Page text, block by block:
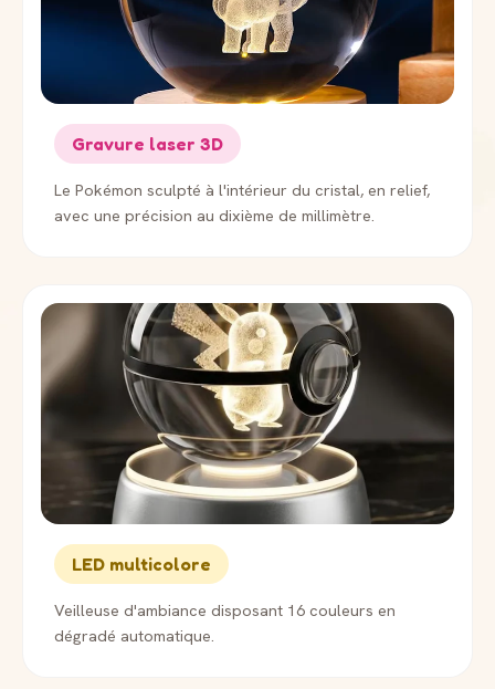
Gravure laser 3D
Le Pokémon sculpté à l'intérieur du cristal, en relief,
avec une précision au dixième de millimètre.
LED multicolore
Veilleuse d'ambiance disposant 16 couleurs en
dégradé automatique.